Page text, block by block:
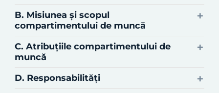
B. Misiunea şi scopul
compartimentului de muncă
C. Atribuţiile compartimentului de
muncă
D. Responsabilităţi